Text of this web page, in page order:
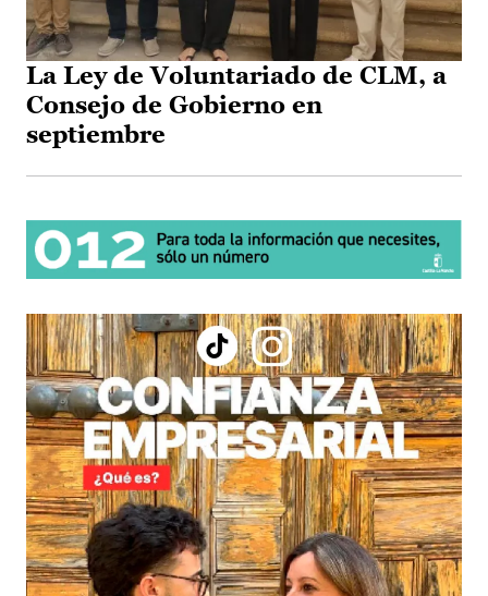
La Ley de Voluntariado de CLM, a
Consejo de Gobierno en
septiembre